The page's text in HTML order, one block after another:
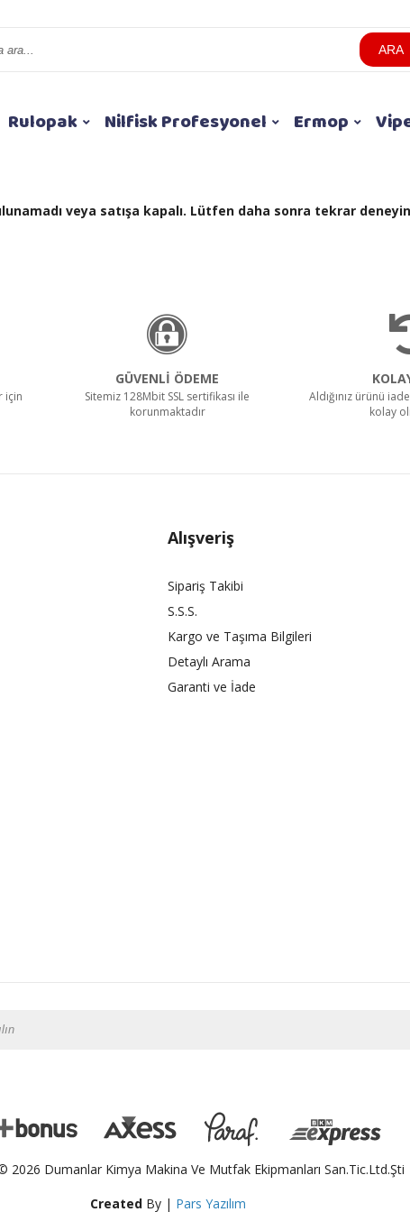
ARA
Rulopak Nilfisk Profesyonel Ermop
veya satışa kapalı. Lütfen daha sonra tekrar
için
GÜVENLİ ÖDEME
Sitemiz 128Mbit SSL sertifikası ile
korunmaktadır
Aldığınız ürünü
kolay
Alışveriş
Sipariş Takibi
S.S.S.
Kargo ve Taşıma Bilgileri
Detaylı Arama
Garanti ve İade
2026 Dumanlar Kimya Makina Ve Mutfak Ekipmanları San.Tic.Ltd.Şti
CreatedBy | Pars Yazılım